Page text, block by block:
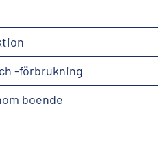
-förbrukning
boende